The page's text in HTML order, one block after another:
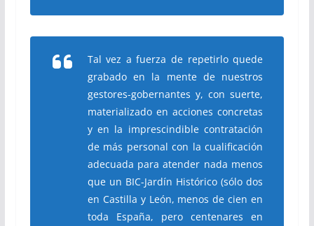
Tal vez a fuerza de repetirlo quede
grabado en la mente de nuestros
gestores-gobernantes y, con suerte,
materializado en acciones concretas
y en la imprescindible contratación
de más personal con la cualificación
adecuada para atender nada menos
que un BIC-Jardín Histórico (sólo dos
en Castilla y León, menos de cien en
toda España, pero centenares en